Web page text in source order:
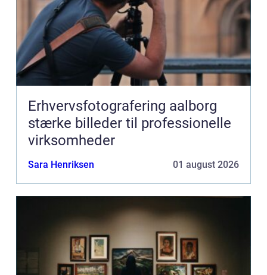
Erhvervsfotografering aalborg
stærke billeder til professionelle
virksomheder
Sara Henriksen 01 august 2026